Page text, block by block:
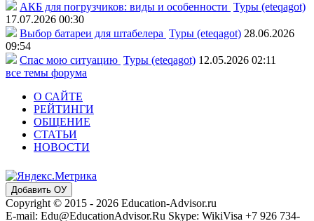
АКБ для погрузчиков: виды и особенности Туры (eteqagot)
17.07.2026 00:30
Выбор батареи для штабелера Туры (eteqagot) 28.06.2026
09:54
Спас мою ситуацию Туры (eteqagot) 12.05.2026 02:11
все темы форума
О САЙТЕ
РЕЙТИНГИ
ОБЩЕНИЕ
СТАТЬИ
НОВОСТИ
Добавить ОУ
Copyright © 2015 - 2026 Education-Advisor.ru
E-mail: Edu@EducationAdvisor.Ru Skype: WikiVisa +7 926 734-